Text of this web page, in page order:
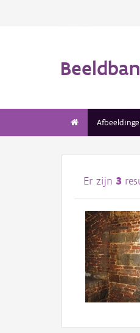
Er zijn 3